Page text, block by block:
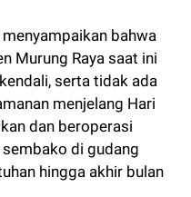
bahwa
Murung Raya saat ini
serta tidak ada
menjelang Hari
dan beroperasi
di gudang
hingga akhir bulan